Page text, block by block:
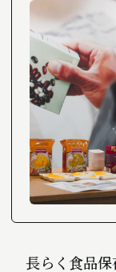
長らく食品保